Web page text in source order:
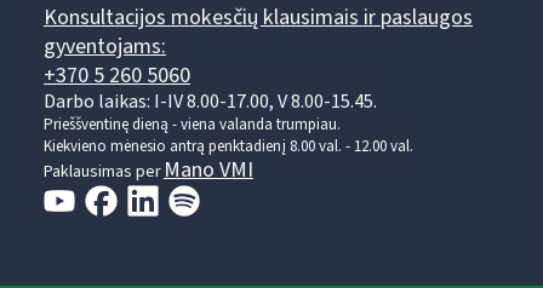
Konsultacijos mokesčių klausimais ir paslaugos
gyventojams:
+370 5 260 5060
Darbo laikas: I-IV 8.00-17.00, V 8.00-15.45.
Prieššventinę dieną - viena valanda trumpiau.
Kiekvieno mėnesio antrą penktadienį 8.00 val. - 12.00 val.
Paklausimas per Mano VMI